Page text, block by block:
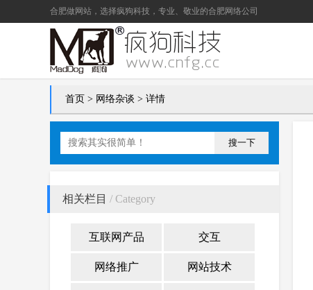
合肥做网站 ，选择疯狗科技，专业、敬业的合肥网络公司
首页 > 网络杂谈 > 详情
搜一下
相关栏目 / Category
互联网产品 交互
网络推广 网站技术